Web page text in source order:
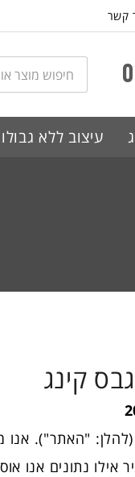
קשר
מוצר
מק"ט
עיצוב ללא
קינג
"האתר").
אילו נתונים